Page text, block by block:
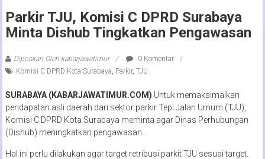
Parkir TJU, Komisi C DPRD Surabaya
Minta Dishub Tingkatkan Pengawasan
Diposkan Oleh:kabarjawatimur
0 Komentar
Komisi C DPRD Kota Surabaya, Parkir, TJU
SURABAYA (KABARJAWATIMUR.COM) Untuk memaksimalkan
pendapatan asli daerah dari sektor parkir Tepi Jalan Umum (TJU),
Komisi C DPRD Kota Surabaya meminta agar Dinas Perhubungan
(Dishub) meningkatkan pengawasan.
Hal ini perlu dilakukan agar target retribusi parkit TJU sesuai target.